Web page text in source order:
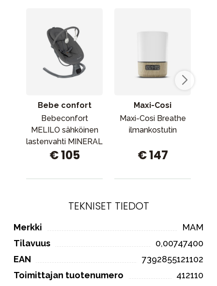
Bebe confort
Bebeconfort
MELILO sähköinen
lastenvahti MINERAL
GRAPHITE
€ 105
Maxi-Cosi
Maxi-Cosi Breathe
ilmankostutin
€ 147
TEKNISET TIEDOT
Merkki
MAM
Tilavuus
0,00747400
EAN
7392855121102
Toimittajan tuotenumero
412110